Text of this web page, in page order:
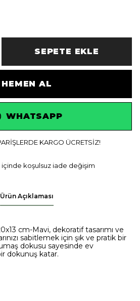
SEPETE EKLE
HEMEN AL
WHATSAPP
KARGO ÜCRETSİZ!
içinde koşulsuz iade değişim
Ürün Açıklaması
cm-Mavi, dekoratif tasarımı ve
sabitlemek için şık ve pratik bir
dokusu sayesinde ev
dokunuş katar.